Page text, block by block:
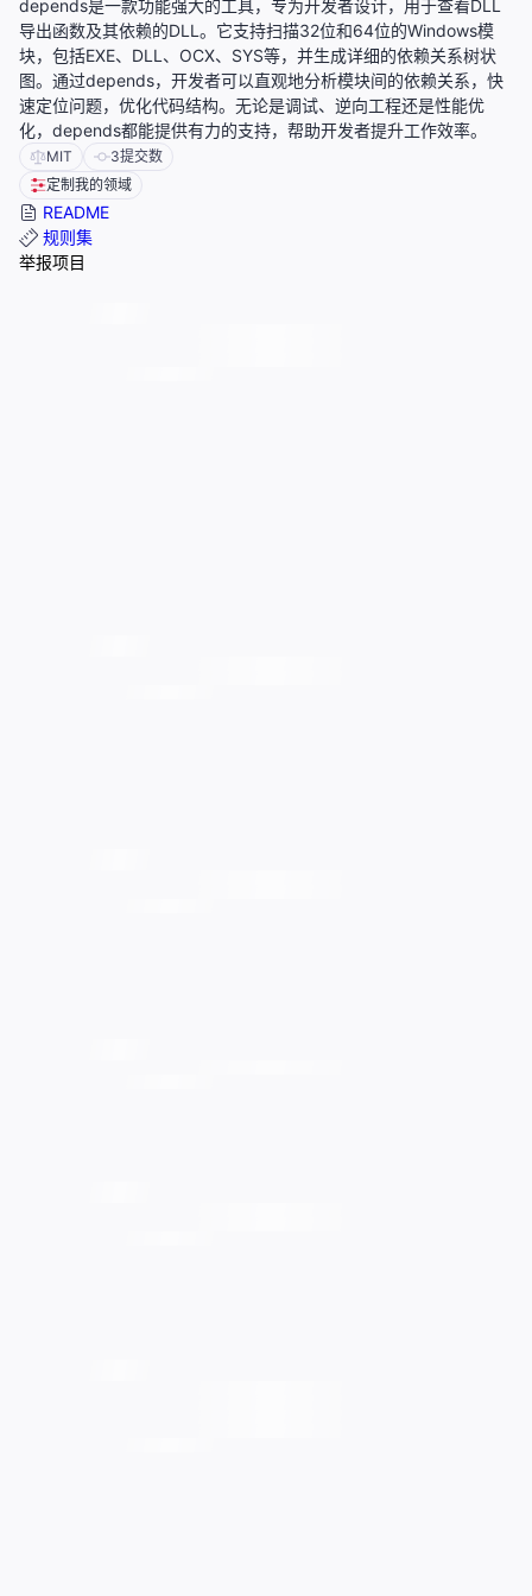
depends是一款功能强大的工具，专为开发者设计，用于查看DLL
导出函数及其依赖的DLL。它支持扫描32位和64位的Windows模
块，包括EXE、DLL、OCX、SYS等，并生成详细的依赖关系树状
图。通过depends，开发者可以直观地分析模块间的依赖关系，快
速定位问题，优化代码结构。无论是调试、逆向工程还是性能优
化，depends都能提供有力的支持，帮助开发者提升工作效率。
MIT 3提交数
定制我的领域
README
规则集
举报项目